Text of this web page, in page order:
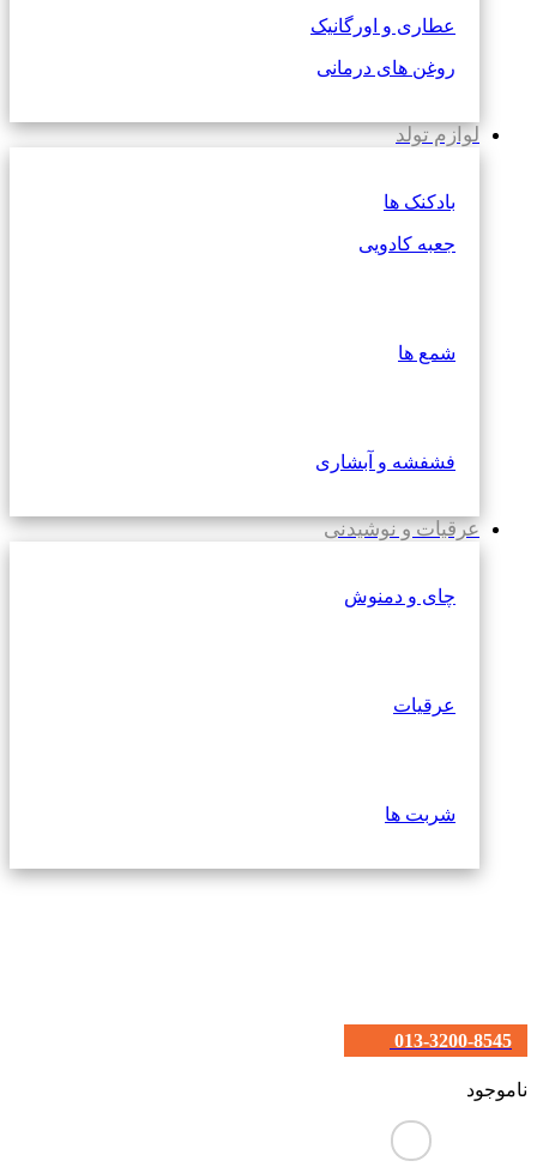
عطاری و اورگانیک
روغن های درمانی
لوازم تولد
بادکنک ها
جعبه کادویی
شمع ها
فشفشه و آبشاری
عرقیات و نوشیدنی
چای و دمنوش
عرقیات
شربت ها
013-3200-8545
ناموجود